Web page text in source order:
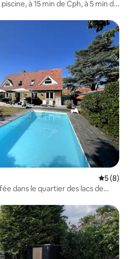
à 15 min de Cph, à 5 min de
5 (8)
dans le quartier des lacs de